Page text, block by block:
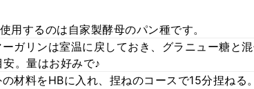
用するのは自家製酵母のパン種です。
ガリンは室温に戻しておき、グラニュー糖と
安。量はお好みで♪
材料をHBに入れ、捏ねのコースで15分捏ねる